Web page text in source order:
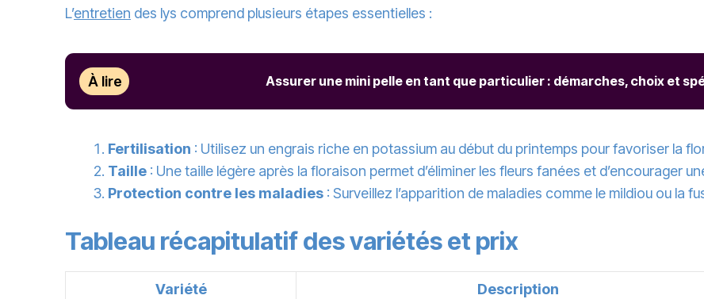
L’entretien des lys comprend plusieurs étapes essentielles :
À lire Assurer une mini pelle en tant que particulier : démarches, choix et
Fertilisation : Utilisez un engrais riche en potassium au début du printemps pour favoriser la
Taille : Une taille légère après la floraison permet d’éliminer les fleurs fanées et d’encourager
Protection contre les maladies : Surveillez l’apparition de maladies comme le mildiou ou la
Tableau récapitulatif des variétés et prix
Variété Description